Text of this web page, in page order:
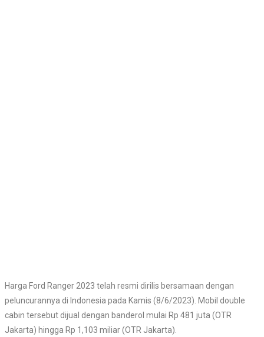
Harga Ford Ranger 2023 telah resmi dirilis bersamaan dengan
peluncurannya di Indonesia pada Kamis (8/6/2023). Mobil double
cabin tersebut dijual dengan banderol mulai Rp 481 juta (OTR
Jakarta) hingga Rp 1,103 miliar (OTR Jakarta).